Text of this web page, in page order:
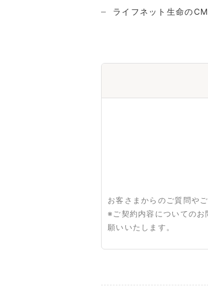
ライフネット生命の
お客さまからのご質問や
※ご契約内容についての
願いいたします。